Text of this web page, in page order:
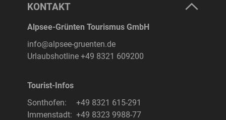
KONTAKT
Alpsee-Grünten Tourismus GmbH
info@alpsee-gruenten.de
Urlaubshotline +49 8321 609200
Tourist-Infos
Sonthofen:
+49 8321 615-291
Immenstadt: +49 8323 9988-77